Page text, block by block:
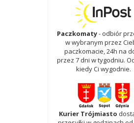
Paczkomaty- odbiór
w wybranym przez
paczkomacie, 24h na
przez 7 dni w tygodniu.
kiedy Ci wygodnie.
Kurier Trójmiasto